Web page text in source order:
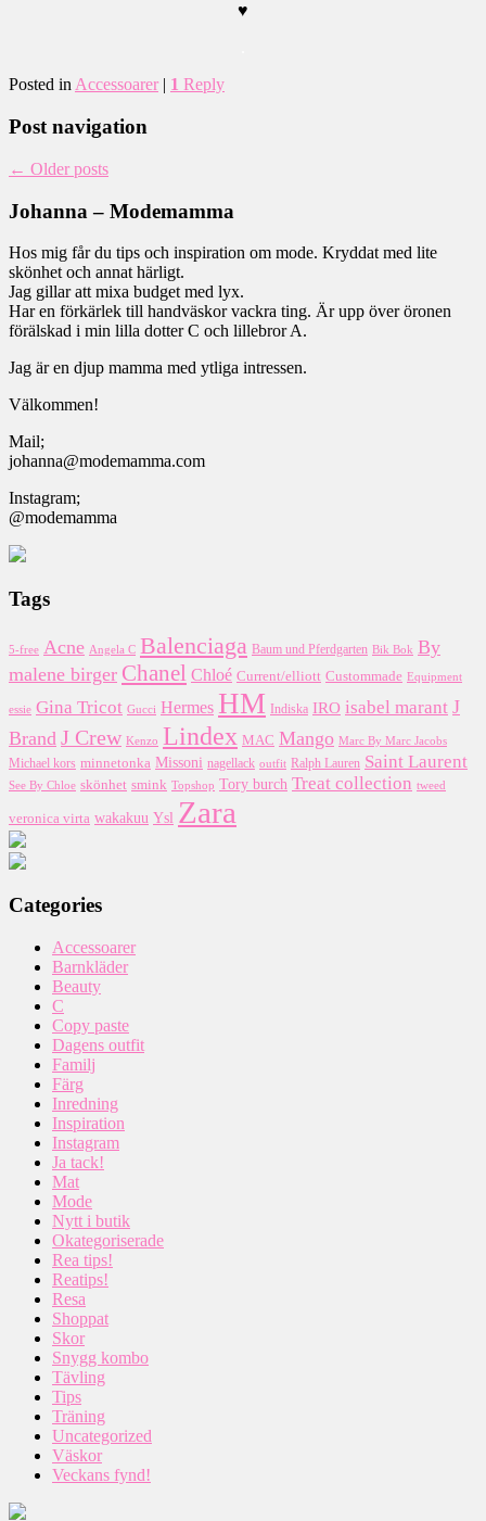
♥
Posted in Accessoarer | 1 Reply
Post navigation
← Older posts
Johanna – Modemamma
Hos mig får du tips och inspiration om mode. Kryddat med lite
skönhet och annat härligt.
Jag gillar att mixa budget med lyx.
Har en förkärlek till handväskor vackra ting. Är upp över öronen
förälskad i min lilla dotter C och lillebror A.
Jag är en djup mamma med ytliga intressen.
Välkommen!
Mail;
johanna@modemamma.com
Instagram;
@modemamma
Tags
5-free Acne Angela C Balenciaga Baum und Pferdgarten Bik Bok By
malene birger Chanel Chloé Current/elliott Custommade Equipment
essie Gina Tricot Gucci Hermes HM Indiska IRO isabel marant J
Brand J Crew Kenzo Lindex MAC Mango Marc By Marc Jacobs
Michael kors minnetonka Missoni nagellack outfit Ralph Lauren Saint Laurent
See By Chloe skönhet smink Topshop Tory burch Treat collection tweed
veronica virta wakakuu Ysl Zara
Categories
Accessoarer
Barnkläder
Beauty
C
Copy paste
Dagens outfit
Familj
Färg
Inredning
Inspiration
Instagram
Ja tack!
Mat
Mode
Nytt i butik
Okategoriserade
Rea tips!
Reatips!
Resa
Shoppat
Skor
Snygg kombo
Tävling
Tips
Träning
Uncategorized
Väskor
Veckans fynd!